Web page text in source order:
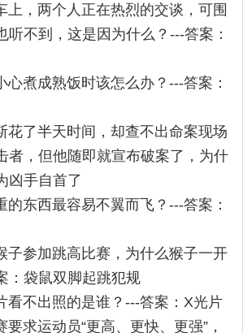
上，两个人正在热烈的交谈，可围
听不到，这是因为什么？---答案：
心煮成熟饭时该怎么办？---答案：
花了半天时间，却查不出命案现场
者，但他随即就宣布破案了，为什
凶手自首了
的东西最容易不翼而飞？---答案：
子参加跳高比赛，为什么猴子一开
：袋鼠双脚起跳犯规
看不出照的是谁？---答案：X光片
求运动员“更高、更快、更强”，